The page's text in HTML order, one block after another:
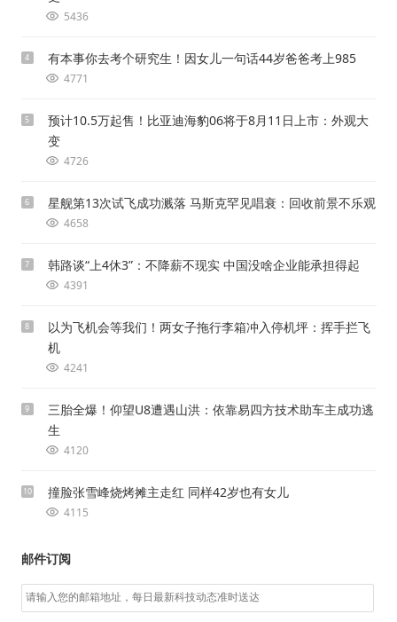
5436
4 有本事你去考个研究生！因女儿一句话44岁爸爸考上985
4771
5
预计10.5万起售！比亚迪海豹06将于8月11日上市：外观大
变
4726
6 星舰第13次试飞成功溅落 马斯克罕见唱衰：回收前景不乐观
4658
7 韩路谈“上4休3”：不降薪不现实 中国没啥企业能承担得起
4391
8
以为飞机会等我们！两女子拖行李箱冲入停机坪：挥手拦飞
机
4241
9
三胎全爆！仰望U8遭遇山洪：依靠易四方技术助车主成功逃
生
4120
10 撞脸张雪峰烧烤摊主走红 同样42岁也有女儿
4115
邮件订阅